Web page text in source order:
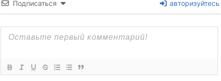
Подписаться авторизуйтесь